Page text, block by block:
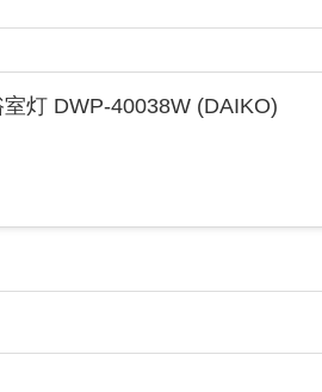
DWP-40038W (DAIKO)